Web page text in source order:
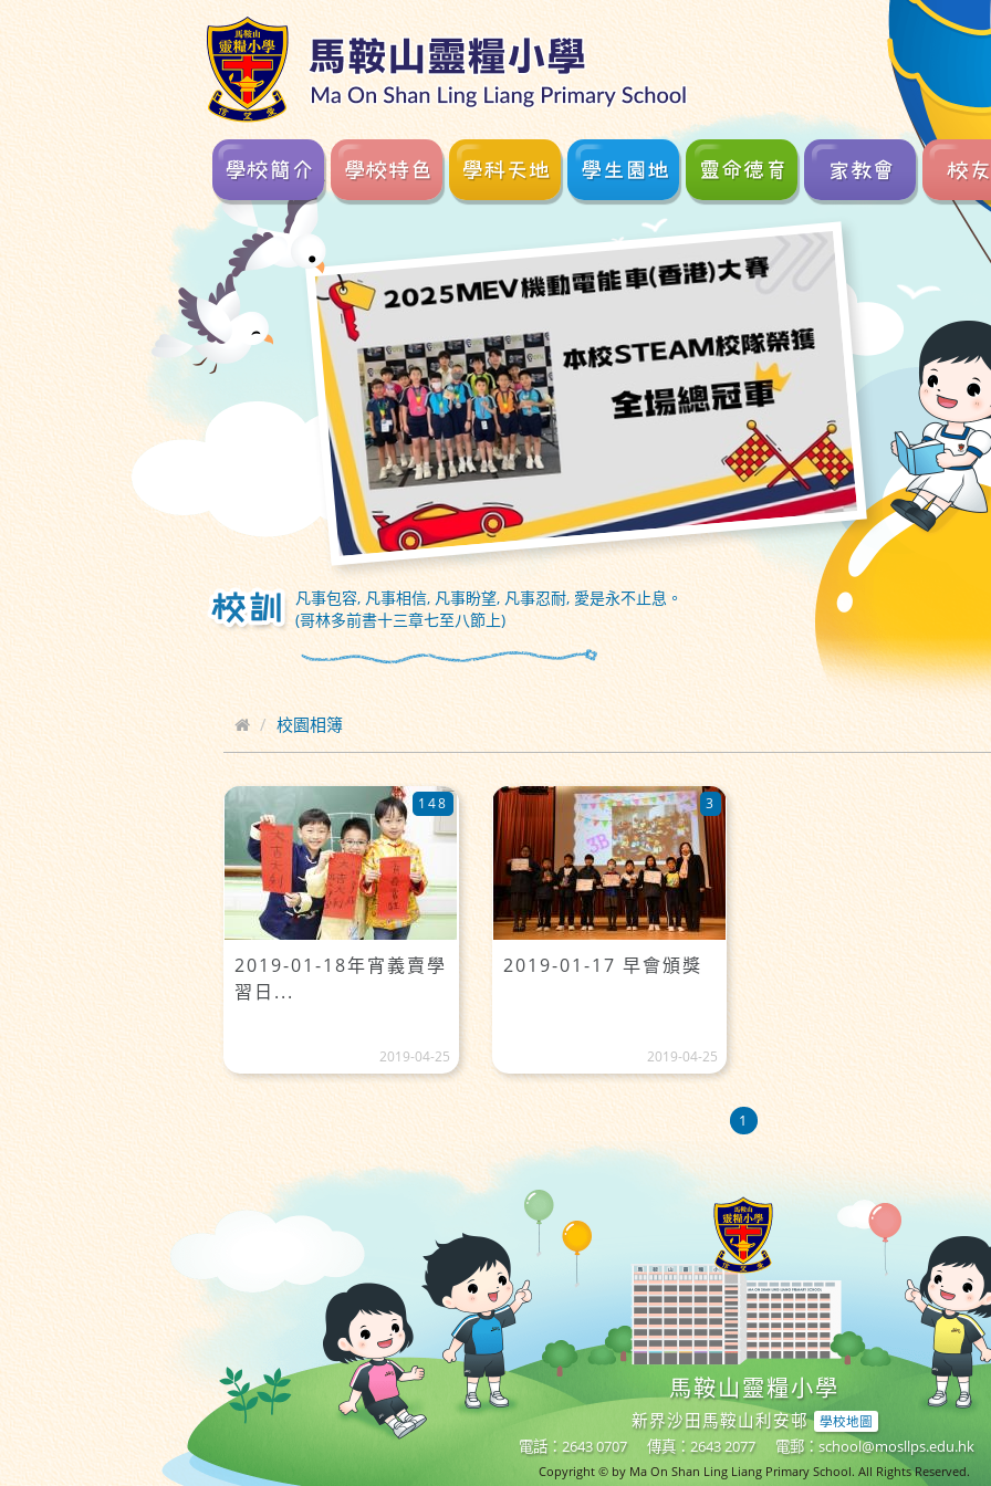
凡事包容, 凡事相信, 凡事盼望, 凡事忍耐, 愛是永不止息。
(哥林多前書十三章七至八節上)
校園相簿
2019-01-18年宵義賣學
習日...
148
2019-04-25
2019-01-17 早會頒獎
3
2019-04-25
1
馬鞍山靈糧小學
新界沙田馬鞍山利安邨 學校地圖
電話：2643 0707 傳真：2643 2077 電郵： school@mosllps.edu.hk
Copyright © by Ma On Shan Ling Liang Primary School. All Rights Reserved.